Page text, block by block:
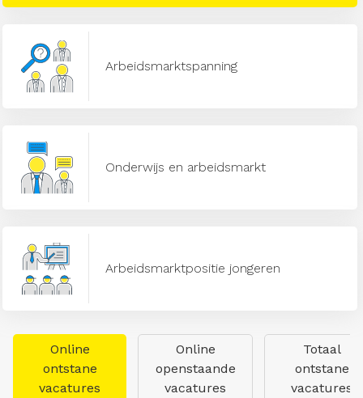
Arbeidsmarktspanning
Onderwijs en arbeidsmarkt
Arbeidsmarktpositie jongeren
Online
ontstane
vacatures
Online
openstaande
vacatures
Totaal
ontstane
vacatures